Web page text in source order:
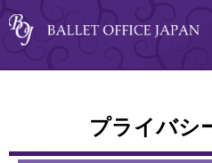
プライバシ